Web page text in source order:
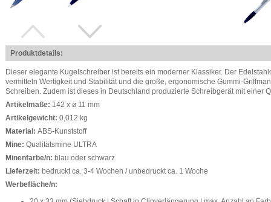
Produktdetails:
Dieser elegante Kugelschreiber ist bereits ein moderner Klassiker. Der
vermitteln Wertigkeit und Stabilität und die große, ergonomische Gummi-
Schreiben. Zudem ist dieses in Deutschland produzierte Schreibgerät mit einer
Artikelmaße: 142 x ø 11 mm
Artikelgewicht: 0,012 kg
Material: ABS-Kunststoff
Mine: Qualitätsmine ULTRA
Minenfarbe/n: blau oder schwarz
Lieferzeit: bedruckt ca. 3-4 Wochen / unbedruckt ca. 1 Woche
Werbefläche/n: